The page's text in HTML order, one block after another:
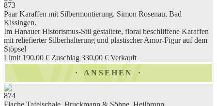
873
Paar Karaffen mit Silbermontierung. Simon Rosenau, Bad
Kissingen.
Im Hanauer Historismus-Stil gestaltete, floral beschliffene Karaffen
mit reliefierter Silberhalterung und plastischer Amor-Figur auf dem
Stöpsel
Limit 190,00 € Zuschlag 330,00 € Verkauft
ANSEHEN
874
Flache Tafelschale. Bruckmann & Söhne, Heilbronn.